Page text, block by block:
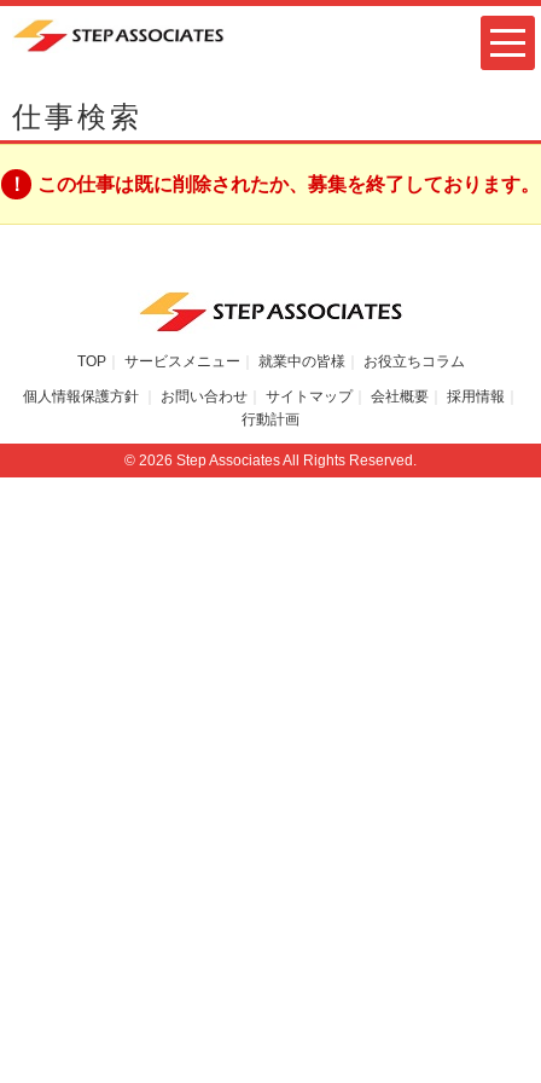
仕事検索
この仕事は既に削除されたか、募集を終了しております。
TOP サービスメニュー 就業中の皆様 お役立ちコラム
個人情報保護方針 お問い合わせ サイトマップ 会社概要
採用情報
行動計画
© 2026 Step Associates All Rights Reserved.